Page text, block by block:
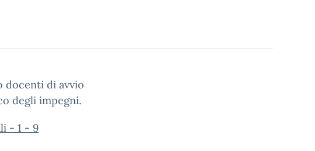
docenti di avvio
degli impegni.
- 1 - 9